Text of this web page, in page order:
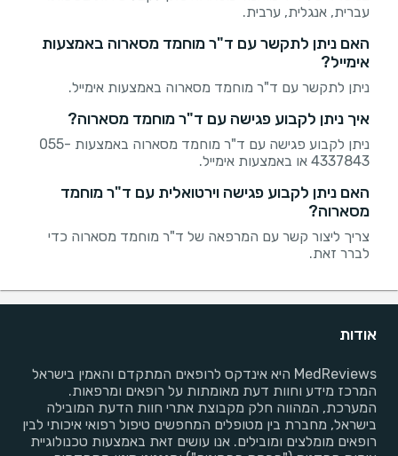
עברית, אנגלית, ערבית.
האם ניתן לתקשר עם ד"ר מוחמד מסארוה באמצעות
אימייל?
ניתן לתקשר עם ד"ר מוחמד מסארוה באמצעות אימייל.
איך ניתן לקבוע פגישה עם ד"ר מוחמד מסארוה?
ניתן לקבוע פגישה עם ד"ר מוחמד מסארוה באמצעות 055-
4337843 או באמצעות אימייל.
האם ניתן לקבוע פגישה וירטואלית עם ד"ר מוחמד
מסארוה?
צריך ליצור קשר עם המרפאה של ד"ר מוחמד מסארוה כדי
לברר זאת.
אודות
MedReviews היא אינדקס לרופאים המתקדם והאמין בישראל
המרכז מידע וחוות דעת מאומתות על רופאים ומרפאות.
המערכת, המהווה חלק מקבוצת אתרי חוות הדעת המובילה
בישראל, מחברת בין מטופלים המחפשים טיפול רפואי איכותי לבין
רופאים מומלצים ומובילים. אנו עושים זאת באמצעות טכנולוגיית